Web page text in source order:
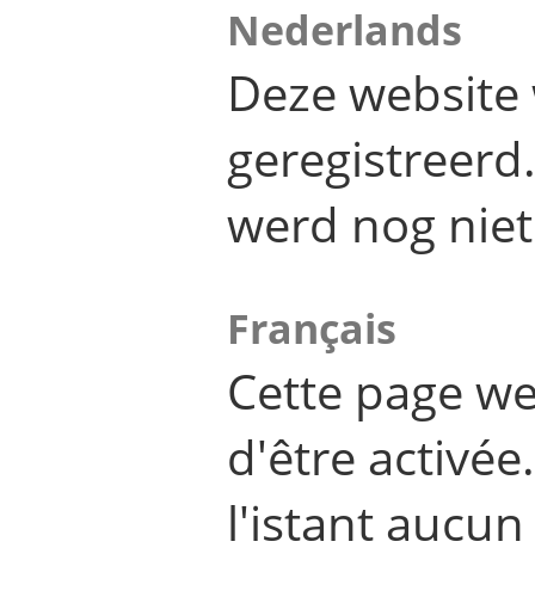
Nederlands
Deze
werd nog
Français
Cette page
d'être
l'istant